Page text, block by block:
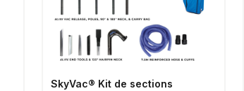
SkyVac® Kit de sections